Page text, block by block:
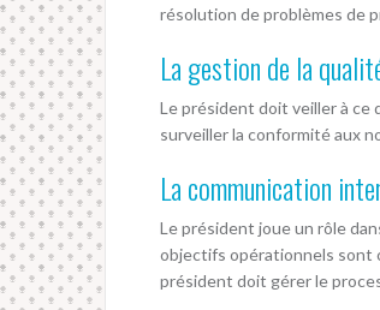
résolution de problèmes de
La gestion de la
Le président doit veiller à ce
surveiller la conformité aux
La communication
Le président joue un rôle
objectifs opérationnels sont
président doit gérer le